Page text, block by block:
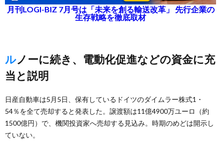
月刊LOGI-BIZ 7月号は「未来を創る輸送改革」 先行企業の
生存戦略を徹底取材
ルノーに続き、電動化促進などの資金に充
当と説明
日産自動車は5月5日、保有しているドイツのダイムラー株式1・
54％を全て売却すると発表した。譲渡額は11億4900万ユーロ（約
1500億円）で、機関投資家へ売却する見込み。時期のめどは開示し
ていない。